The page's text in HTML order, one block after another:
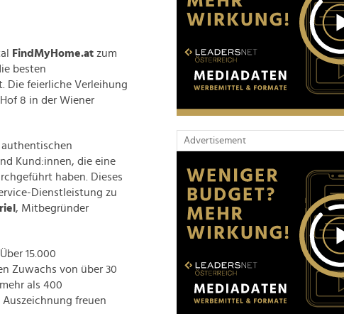
FindMyHome.at zum
besten
Die feierliche Verleihung
8 in der Wiener
authentischen
Kund:innen, die eine
haben. Dieses
Dienstleistung zu
, Mitbegründer
15.000
Zuwachs von über 30
als 400
freuen
Advertisement